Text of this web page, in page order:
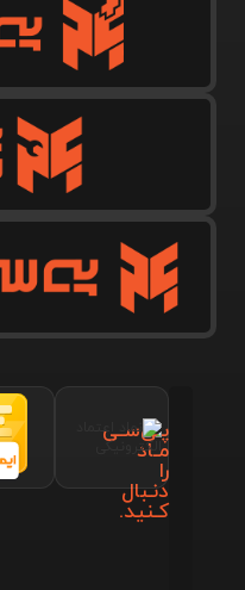
پـی‌سـی
مـاد
را
دنـبال
کـنید.